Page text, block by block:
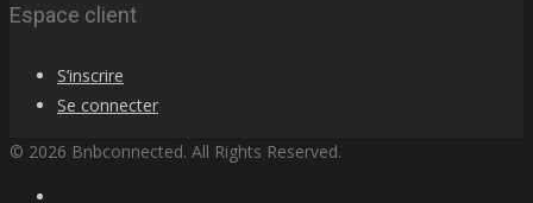
Espace client
S’inscrire
Se connecter
© 2026 Bnbconnected. All Rights Reserved.